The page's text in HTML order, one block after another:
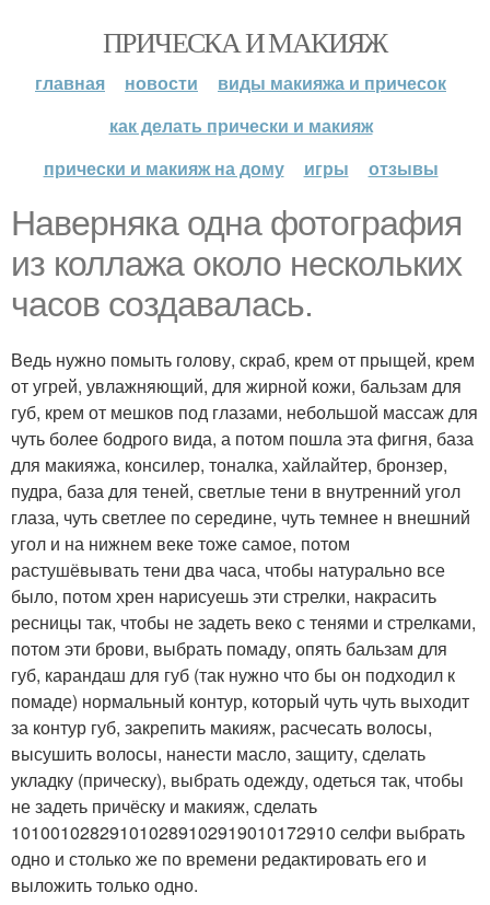
ПРИЧЕСКА И МАКИЯЖ
главная новости
виды макияжа и причесок
как делать прически и макияж
прически и макияж на дому
игры отзывы
Наверняка одна фотография
из коллажа около нескольких
часов создавалась.
Ведь нужно помыть голову, скраб, крем от прыщей, крем
от угрей, увлажняющий, для жирной кожи, бальзам для
губ, крем от мешков под глазами, небольшой массаж для
чуть более бодрого вида, а потом пошла эта фигня, база
для макияжа, консилер, тоналка, хайлайтер, бронзер,
пудра, база для теней, светлые тени в внутренний угол
глаза, чуть светлее по середине, чуть темнее н внешний
угол и на нижнем веке тоже самое, потом
растушёвывать тени два часа, чтобы натурально все
было, потом хрен нарисуешь эти стрелки, накрасить
ресницы так, чтобы не задеть веко с тенями и стрелками,
потом эти брови, выбрать помаду, опять бальзам для
губ, карандаш для губ (так нужно что бы он подходил к
помаде) нормальный контур, который чуть чуть выходит
за контур губ, закрепить макияж, расчесать волосы,
высушить волосы, нанести масло, защиту, сделать
укладку (прическу), выбрать одежду, одеться так, чтобы
не задеть причёску и макияж, сделать
101001028291010289102919010172910 селфи выбрать
одно и столько же по времени редактировать его и
выложить только одно.